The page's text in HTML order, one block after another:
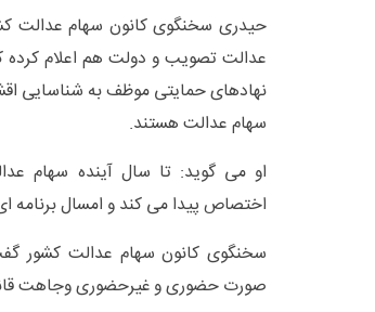
حیدری سخنگوی کانون سهام عدالت
عدالت تصویب و دولت هم اعلام کرده
نهادهای حمایتی موظف به شناسایی
سهام عدالت هستند.
او می گوید: تا سال آینده سهام
اختصاص پیدا می کند و امسال برنامه
سخنگوی کانون سهام عدالت کشور
صورت حضوری و غیرحضوری وجاهت